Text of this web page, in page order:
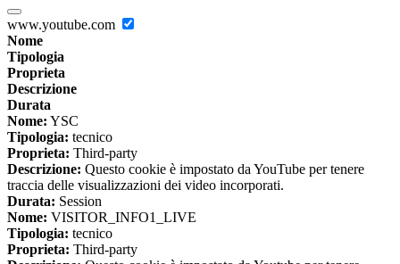
www.youtube.com
Nome
Tipologia
Proprieta
Descrizione
Durata
Nome: YSC
Tipologia: tecnico
Proprieta: Third-party
Descrizione: Questo cookie è impostato da YouTube per tenere
traccia delle visualizzazioni dei video incorporati.
Durata: Session
Nome: VISITOR_INFO1_LIVE
Tipologia: tecnico
Proprieta: Third-party